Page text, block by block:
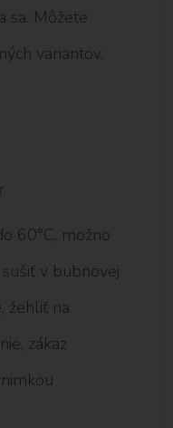
sa. Môžete
variantov.
60°C, možno
v bubnovej
žehliť na
zákaz